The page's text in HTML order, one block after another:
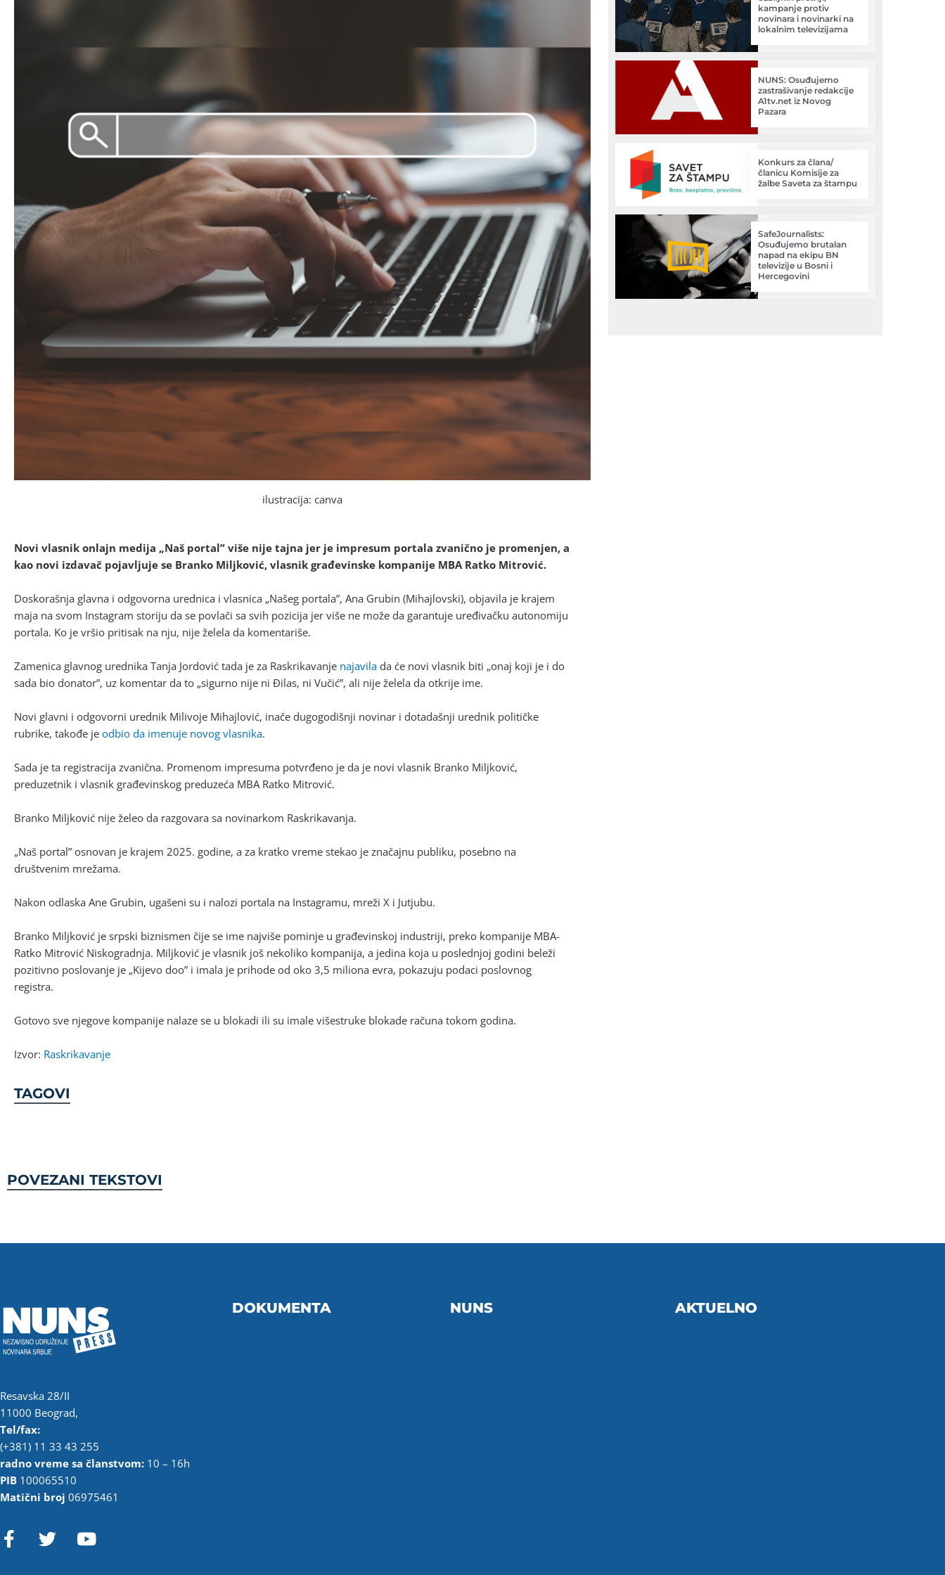
ilustracija: canva
Novi vlasnik onlajn medija „Naš portal” više nije tajna jer je impresum portala zvanično je promenjen, a
kao novi izdavač pojavljuje se Branko Miljković, vlasnik građevinske kompanije MBA Ratko Mitrović.
Doskorašnja glavna i odgovorna urednica i vlasnica „Našeg portala”, Ana Grubin (Mihajlovski), objavila je krajem
maja na svom Instagram storiju da se povlači sa svih pozicija jer više ne može da garantuje uređivačku autonomiju
portala. Ko je vršio pritisak na nju, nije želela da komentariše.
Zamenica glavnog urednika Tanja Jordović tada je za Raskrikavanje najavila da će novi vlasnik biti „onaj koji je i do
sada bio donator”, uz komentar da to „sigurno nije ni Đilas, ni Vučić”, ali nije želela da otkrije ime.
Novi glavni i odgovorni urednik Milivoje Mihajlović, inače dugogodišnji novinar i dotadašnji urednik političke
rubrike, takođe je odbio da imenuje novog vlasnika.
Sada je ta registracija zvanična. Promenom impresuma potvrđeno je da je novi vlasnik Branko Miljković,
preduzetnik i vlasnik građevinskog preduzeća MBA Ratko Mitrović.
Branko Miljković nije želeo da razgovara sa novinarkom Raskrikavanja.
„Naš portal” osnovan je krajem 2025. godine, a za kratko vreme stekao je značajnu publiku, posebno na
društvenim mrežama.
Nakon odlaska Ane Grubin, ugašeni su i nalozi portala na Instagramu, mreži X i Jutjubu.
Branko Miljković je srpski biznismen čije se ime najviše pominje u građevinskoj industriji, preko kompanije MBA-
Ratko Mitrović Niskogradnja. Miljković je vlasnik još nekoliko kompanija, a jedina koja u poslednjoj godini beleži
pozitivno poslovanje je „Kijevo doo” i imala je prihode od oko 3,5 miliona evra, pokazuju podaci poslovnog
registra.
Gotovo sve njegove kompanije nalaze se u blokadi ili su imale višestruke blokade računa tokom godina.
Izvor: Raskrikavanje
TAGOVI
kampanje protiv
novinara i novinarki na
lokalnim televizijama
NUNS: Osuđujemo
zastrašivanje redakcije
A1tv.net iz Novog
Pazara
Konkurs za člana/
članicu Komisije za
žalbe Saveta za štampu
SafeJournalists:
Osuđujemo brutalan
napad na ekipu BN
televizije u Bosni i
Hercegovini
POVEZANI TEKSTOVI
Resavska 28/II
11000 Beograd,
Tel/fax:
(+381) 11 33 43 255
radno vreme sa članstvom: 10 – 16h
PIB 100065510
Matični broj 06975461
F
a
T Y
DOKUMENTA NUNS AKTUELNO